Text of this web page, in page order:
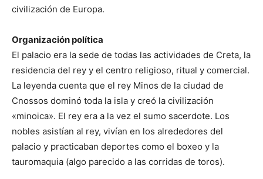
civilización de Europa.
Organización política
El palacio era la sede de todas las actividades de Creta, la
residencia del rey y el centro religioso, ritual y comercial.
La leyenda cuenta que el rey Minos de la ciudad de
Cnossos dominó toda la isla y creó la civilización
«minoica». El rey era a la vez el sumo sacerdote. Los
nobles asistían al rey, vivían en los alrededores del
palacio y practicaban deportes como el boxeo y la
tauromaquia (algo parecido a las corridas de toros).